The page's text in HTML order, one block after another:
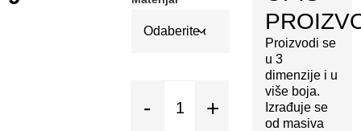
- +
Proizvodi se
u 3
dimenzije i u
više boja.
Izrađuje se
od masiva